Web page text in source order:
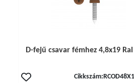
D-fejű csavar fémhez 4,8x19
Cikkszám: